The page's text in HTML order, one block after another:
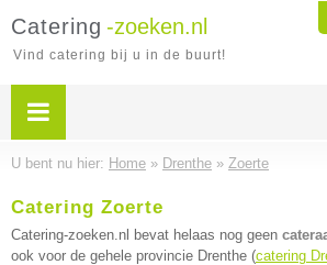
Catering -zoeken.nl
Vind catering bij u in de buurt!
U bent nu hier: Home » Drenthe » Zoerte
Catering Zoerte
Catering-zoeken.nl bevat helaas nog geen
ook voor de gehele provincie Drenthe (catering